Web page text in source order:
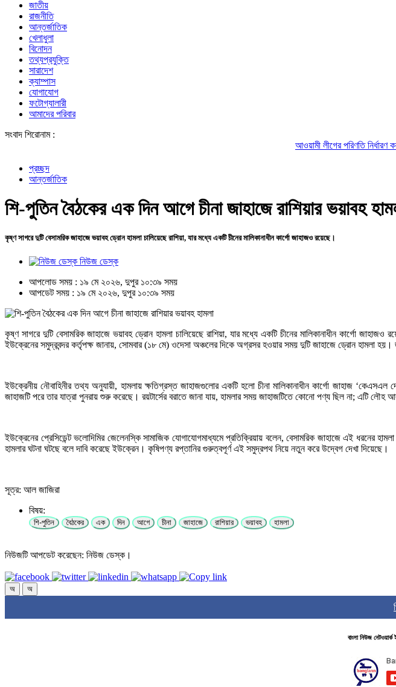
জাতীয়
রাজনীতি
আন্তর্জাতিক
খেলাধুলা
বিনোদন
তথ্যপ্রযুক্তি
সারাদেশ
ক্যাম্পাস
যোগাযোগ
ফটোগ্যালারী
আমাদের পরিবার
সংবাদ শিরোনাম :
আওয়ামী লীগের পরিণতি নির্ধারণ করবে আদালত:
প্রচ্ছদ
আন্তর্জাতিক
শি-পুতিন বৈঠকের এক দিন আগে চীনা জাহাজে রাশিয়ার ভয়াবহ
কৃষ্ণ সাগরে দুটি বেসামরিক জাহাজে ভয়াবহ ড্রোন হামলা চালিয়েছে রাশিয়া, যার মধ্যে একটি চীনের মালিকানাধীন কার্গো জাহাজও রয়েছে।
নিউজ ডেস্ক
আপলোড সময় : ১৯ মে ২০২৬, দুপুর ১০:৩৯ সময়
আপডেট সময় : ১৯ মে ২০২৬, দুপুর ১০:৩৯ সময়
কৃষ্ণ সাগরে দুটি বেসামরিক জাহাজে ভয়াবহ ড্রোন হামলা চালিয়েছে রাশিয়া, যার মধ্যে একটি চীনের মালিকানাধীন কার্গো
ইউক্রেনের সমুদ্রবন্দর কর্তৃপক্ষ জানায়, সোমবার (১৮ মে) ওদেসা অঞ্চলের দিকে অগ্রসর হওয়ার সময় দুটি জাহাজে ড্রোন হামলা হয়।
ইউক্রেনীয় নৌবাহিনীর তথ্য অনুযায়ী, হামলায় ক্ষতিগ্রস্ত জাহাজগুলোর একটি হলো চীনা মালিকানাধীন কার্গো জাহাজ ‘কেএসএল
জাহাজটি পরে তার যাত্রা পুনরায় শুরু করেছে। রয়টার্সের বরাতে জানা যায়, হামলার সময় জাহাজটিতে কোনো পণ্য ছিল না; এটি লৌহ
ইউক্রেনের প্রেসিডেন্ট ভলোদিমির জেলেনস্কি সামাজিক যোগাযোগমাধ্যমে প্রতিক্রিয়ায় বলেন, বেসামরিক জাহাজে এই ধরনের
হামলার ঘটনা ঘটছে বলে দাবি করেছে ইউক্রেন। কৃষিপণ্য রপ্তানির গুরুত্বপূর্ণ এই সমুদ্রপথ নিয়ে নতুন করে উদ্বেগ দেখা দিয়েছে।
সূত্র: আল জাজিরা
বিষয়:
শি-পুতিন বৈঠকের এক দিন আগে চীনা জাহাজে রাশিয়ার ভয়াবহ হামলা
নিউজটি আপডেট করেছেন: নিউজ ডেস্ক।
অ অ
বাংলা নিউজ